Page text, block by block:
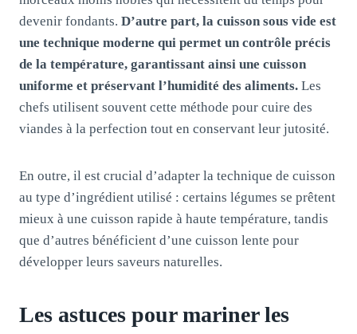
devenir fondants. D’autre part, la cuisson sous vide est
une technique moderne qui permet un contrôle précis
de la température, garantissant ainsi une cuisson
uniforme et préservant l’humidité des aliments. Les
chefs utilisent souvent cette méthode pour cuire des
viandes à la perfection tout en conservant leur jutosité.
En outre, il est crucial d’adapter la technique de cuisson
au type d’ingrédient utilisé : certains légumes se prêtent
mieux à une cuisson rapide à haute température, tandis
que d’autres bénéficient d’une cuisson lente pour
développer leurs saveurs naturelles.
Les astuces pour mariner les